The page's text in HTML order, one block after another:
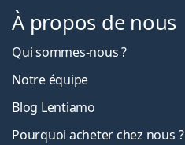
À propos de nous
Qui sommes-nous ?
Notre équipe
Blog Lentiamo
Pourquoi acheter chez nous ?